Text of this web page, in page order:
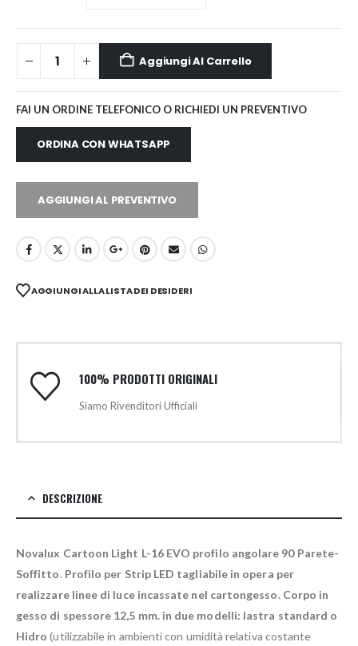
Aggiungi Al Carrello
FAI UN ORDINE TELEFONICO O RICHIEDI UN PREVENTIVO
ORDINA CON WHATSAPP
AGGIUNGI AL PREVENTIVO
AGGIUNGI ALLA LISTA DEI DESIDERI
100% PRODOTTI ORIGINALI
Siamo Rivenditori Ufficiali
DESCRIZIONE
Novalux Cartoon Light L-16 EVO profilo angolare 90 Parete-
Soffitto. Profilo per Strip LED tagliabile in opera per
realizzare linee di luce incassate nel cartongesso. Corpo in
gesso di spessore 12,5 mm. in due modelli: lastra standard o
Hidro (utilizzabile in ambienti con umidità relativa costante